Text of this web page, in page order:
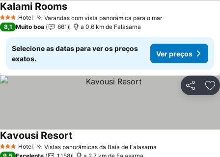
3 EstrelasHotel Varandas com vista panorâmica para o mar
Kalami Rooms
8,1 Muito boa 661 a 0.6 km de Falasarna
Selecione as datas para ver os preços
exatos.
Ver preços
Partilhar
3 EstrelasHotel Vistas panorâmicas da Baía de Falasarna
Kavousi Resort